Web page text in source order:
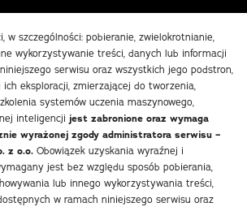
w szczególności: pobieranie, zwielokrotnianie,
wykorzystywanie treści, danych lub informacji
serwisu oraz wszystkich jego podstron,
eksploracji, zmierzającej do tworzenia,
systemów uczenia maszynowego,
inteligencji jest zabronione oraz wymaga
wyrażonej zgody administratora serwisu –
z o.o. Obowiązek uzyskania wyraźnej i
jest bez względu sposób pobierania,
lub innego wykorzystywania treści,
w ramach niniejszego serwisu oraz